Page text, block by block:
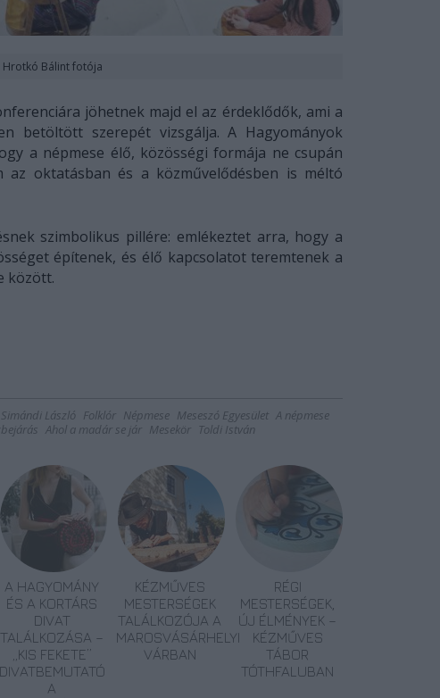
Hrotkó Bálint fotója
jöhetnek majd el az érdeklődők, ami a
betöltött szerepét vizsgálja. A Hagyományok
a népmese élő, közösségi formája ne csupán
az oktatásban és a közművelődésben is méltó
szimbolikus pillére: emlékeztet arra, hogy a
építenek, és élő kapcsolatot teremtenek a
között.
Simándi László Folklór Népmese Meseszó Egyesület A népmese
Ahol a madár se jár Mesekör Toldi István
A HAGYOMÁNY
ÉS A KORTÁRS
DIVAT
TALÁLKOZÁSA –
„KIS FEKETE”
DIVATBEMUTATÓ
A
KÉZMŰVES
MESTERSÉGEK
TALÁLKOZÓJA A
MAROSVÁSÁRHELYI
VÁRBAN
RÉGI
MESTERSÉGEK,
ÚJ ÉLMÉNYEK –
KÉZMŰVES
TÁBOR
TÓTHFALUBAN